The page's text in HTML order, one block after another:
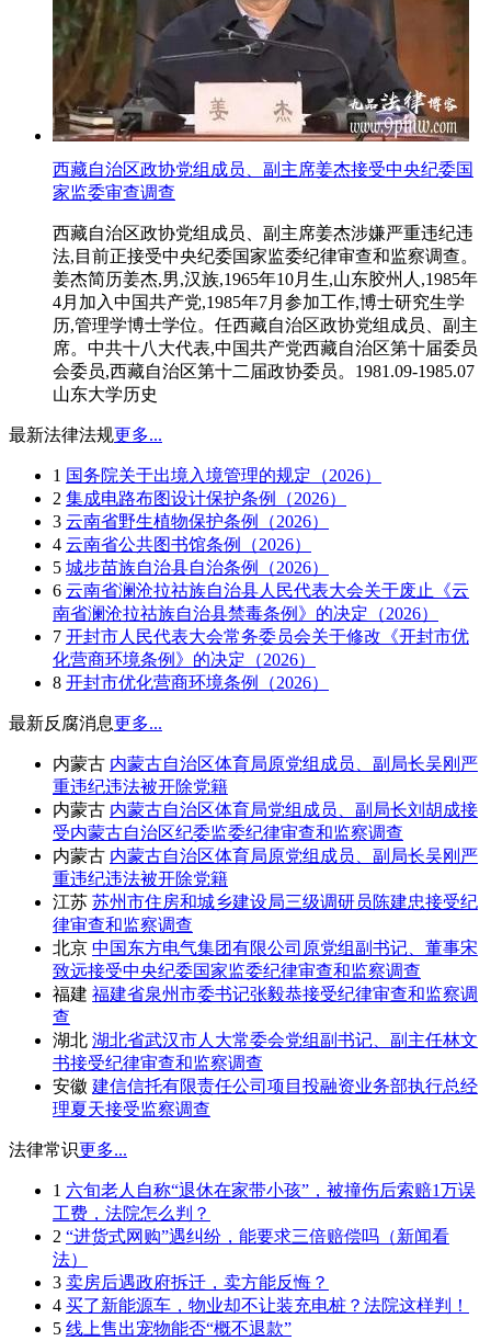
西藏自治区政协党组成员、副主席姜杰接受中央纪委国
家监委审查调查
西藏自治区政协党组成员、副主席姜杰涉嫌严重违纪违
法,目前正接受中央纪委国家监委纪律审查和监察调查。
姜杰简历姜杰,男,汉族,1965年10月生,山东胶州人,1985年
4月加入中国共产党,1985年7月参加工作,博士研究生学
历,管理学博士学位。任西藏自治区政协党组成员、副主
席。中共十八大代表,中国共产党西藏自治区第十届委员
会委员,西藏自治区第十二届政协委员。1981.09-1985.07
山东大学历史
最新法律法规更多...
1 国务院关于出境入境管理的规定（2026）
2 集成电路布图设计保护条例（2026）
3 云南省野生植物保护条例（2026）
4 云南省公共图书馆条例（2026）
5 城步苗族自治县自治条例（2026）
6 云南省澜沧拉祜族自治县人民代表大会关于废止《云
南省澜沧拉祜族自治县禁毒条例》的决定（2026）
7 开封市人民代表大会常务委员会关于修改《开封市优
化营商环境条例》的决定（2026）
8 开封市优化营商环境条例（2026）
最新反腐消息更多...
内蒙古 内蒙古自治区体育局原党组成员、副局长吴刚严
重违纪违法被开除党籍
内蒙古 内蒙古自治区体育局党组成员、副局长刘胡成接
受内蒙古自治区纪委监委纪律审查和监察调查
内蒙古 内蒙古自治区体育局原党组成员、副局长吴刚严
重违纪违法被开除党籍
江苏 苏州市住房和城乡建设局三级调研员陈建忠接受纪
律审查和监察调查
北京 中国东方电气集团有限公司原党组副书记、董事宋
致远接受中央纪委国家监委纪律审查和监察调查
福建 福建省泉州市委书记张毅恭接受纪律审查和监察调
查
湖北 湖北省武汉市人大常委会党组副书记、副主任林文
书接受纪律审查和监察调查
安徽 建信信托有限责任公司项目投融资业务部执行总经
理夏天接受监察调查
法律常识更多...
1 六旬老人自称“退休在家带小孩”，被撞伤后索赔1万误
工费，法院怎么判？
2 “进货式网购”遇纠纷，能要求三倍赔偿吗（新闻看
法）
3 卖房后遇政府拆迁，卖方能反悔？
4 买了新能源车，物业却不让装充电桩？法院这样判！
5 线上售出宠物能否“概不退款”